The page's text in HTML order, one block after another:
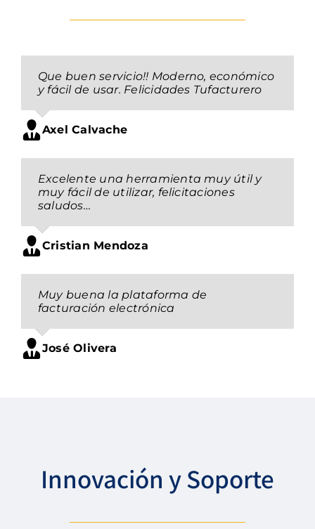
Que buen servicio!! Moderno, económico
y fácil de usar. Felicidades Tufacturero
Axel Calvache
Excelente una herramienta muy útil y
muy fácil de utilizar, felicitaciones
saludos…
Cristian Mendoza
Muy buena la plataforma de
facturación electrónica
José Olivera
Innovación y Soporte